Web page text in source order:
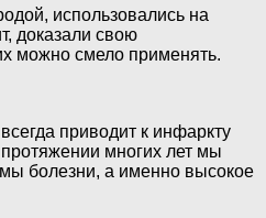
использовались на
доказали свою
можно смело применять.
приводит к инфаркту
многих лет мы
болезни, а именно высокое